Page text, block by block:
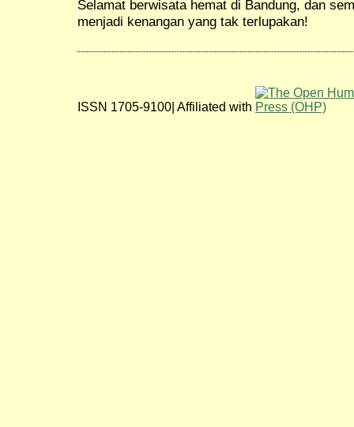
Selamat berwisata hemat di Bandung, dan
menjadi kenangan yang tak terlupakan!
ISSN 1705-9100| Affiliated with